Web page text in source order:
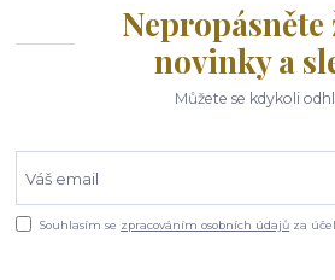
Nepropásněte
novinky a
Můžete se kdykoli
Souhlasím se zpracováním osobních údajů za